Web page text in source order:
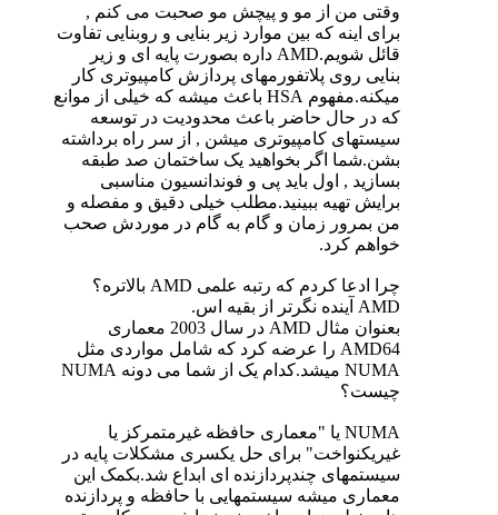
وقتی من از مو و پیچش مو صحبت می کنم ,
برای اینه که بین موارد زیر بنایی و روبنایی تفاوت
قائل شویم.AMD داره بصورت پایه ای و زیر
بنایی روی پلاتفورمهای پردازش کامپیوتری کار
میکنه.مفهوم HSA باعث میشه که خیلی از موانع
که در حال حاضر باعث محدودیت در توسعه
سیستهای کامپیوتری میشن , از سر راه برداشته
بشن.شما اگر بخواهید یک ساختمان صد طبقه
بسازید , اول باید پی و فوندانسیون مناسبی
برایش تهیه ببینید.مطلب خیلی دقیق و مفصله و
من بمرور زمان و گام به گام در موردش صحب
خواهم کرد.
چرا ادعا کردم که رتبه علمی AMD بالاتره؟
AMD آینده نگرتر از بقیه اس.
بعنوان مثال AMD در سال 2003 معماری
AMD64 را عرضه کرد که شامل مواردی مثل
NUMA میشد.کدام یک از شما می دونه NUMA
چیست؟
NUMA یا "معماری حافظه غیرمتمرکز یا
غیریکنواخت" برای حل یکسری مشکلات پایه در
سیستمهای چندپردازنده ای ابداع شد.بکمک این
معماری میشه سیستمهایی با حافظه و پردازنده